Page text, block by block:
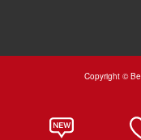
Copyright ©